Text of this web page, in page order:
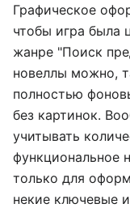
Графическое
чтобы игра была
жанре "Поиск
новеллы можно,
полностью
без картинок.
учитывать
функциональное
только для
некие ключевые